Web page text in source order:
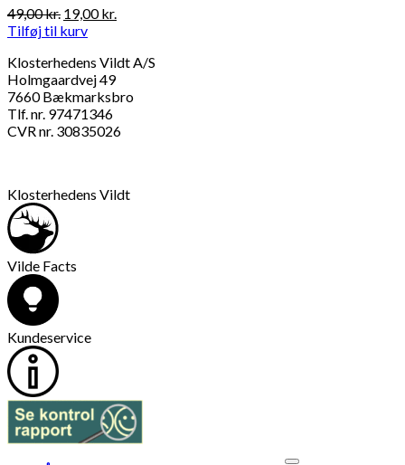
49,00kr. Den
oprindelige
var:
49,00 kr..
19,00kr.
er:
19,00 kr..
Tilføj til kurv
Klosterhedens Vildt A/S
Holmgaardvej 49
7660 Bækmarksbro
Tlf. nr. 97471346
CVR nr. 30835026
Klosterhedens Vildt
Vilde Facts
Kundeservice